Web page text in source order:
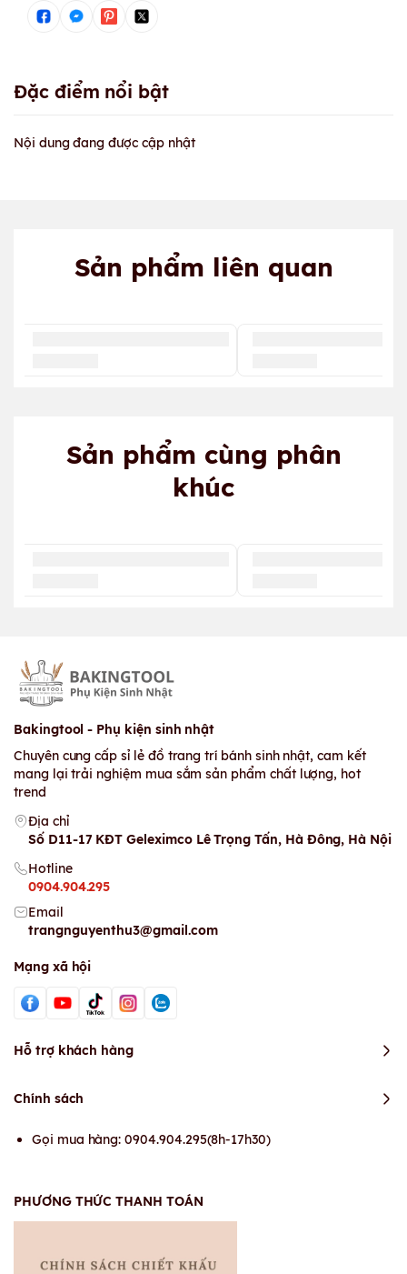
Đặc điểm nổi bật
Nội dung đang được cập nhật
Sản phẩm liên quan
Sản phẩm cùng phân
khúc
Bakingtool - Phụ kiện sinh nhật
Chuyên cung cấp sỉ lẻ đồ trang trí bánh sinh nhật, cam kết
mang lại trải nghiệm mua sắm sản phẩm chất lượng, hot
trend
Địa chỉ
Số D11-17 KĐT Geleximco Lê Trọng Tấn, Hà Đông, Hà Nội
Hotline
0904.904.295
Email
trangnguyenthu3@gmail.com
Mạng xã hội
Hỗ trợ khách hàng
Chính sách
Gọi mua hàng: 0904.904.295(8h-17h30)
PHƯƠNG THỨC THANH TOÁN